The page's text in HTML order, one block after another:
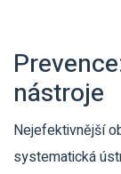
nástroje
Nejefektivnější
systematická